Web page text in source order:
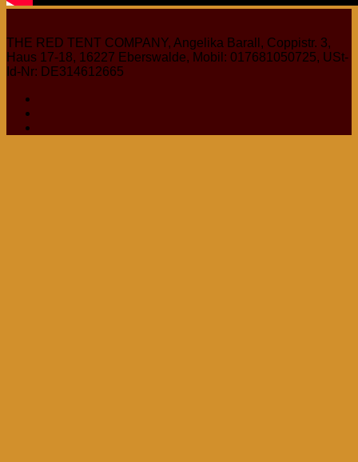
THE RED TENT COMPANY, Angelika Barall, Coppistr. 3,
Haus 17-18, 16227 Eberswalde, Mobil: 017681050725, USt-
Id-Nr: DE314612665